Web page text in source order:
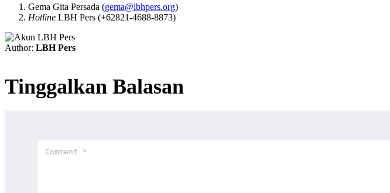
Gema Gita Persada (gema@lbhpers.org)
Hotline LBH Pers (+62821-4688-8873)
Author: LBH Pers
Tinggalkan Balasan